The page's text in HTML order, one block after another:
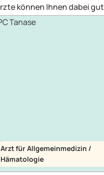
können Ihnen dabei
Arzt für Allgemeinmedizin /
Hämatologie